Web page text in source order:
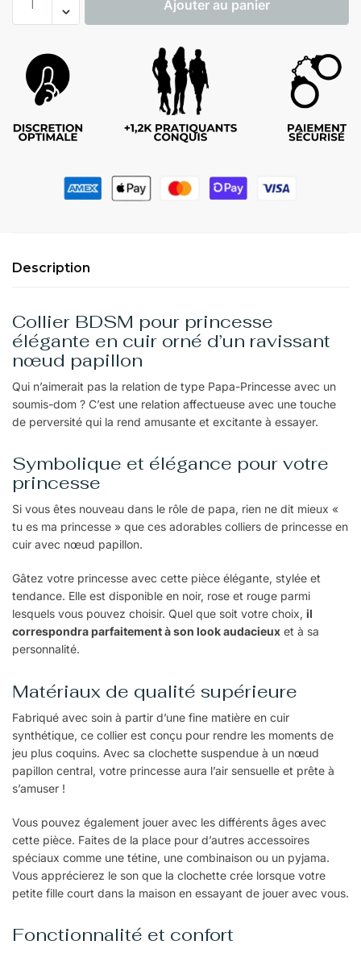
Ajouter au panier
Description
Collier BDSM pour princesse
élégante en cuir orné d’un ravissant
nœud papillon
Qui n’aimerait pas la relation de type Papa-Princesse avec un
soumis-dom ? C’est une relation affectueuse avec une touche
de perversité qui la rend amusante et excitante à essayer.
Symbolique et élégance pour votre
princesse
Si vous êtes nouveau dans le rôle de papa, rien ne dit mieux «
tu es ma princesse » que ces adorables colliers de princesse en
cuir avec nœud papillon.
Gâtez votre princesse avec cette pièce élégante, stylée et
tendance. Elle est disponible en noir, rose et rouge parmi
lesquels vous pouvez choisir. Quel que soit votre choix, il
correspondra parfaitement à son look audacieux et à sa
personnalité.
Matériaux de qualité supérieure
Fabriqué avec soin à partir d’une fine matière en cuir
synthétique, ce collier est conçu pour rendre les moments de
jeu plus coquins. Avec sa clochette suspendue à un nœud
papillon central, votre princesse aura l’air sensuelle et prête à
s’amuser !
Vous pouvez également jouer avec les différents âges avec
cette pièce. Faites de la place pour d’autres accessoires
spéciaux comme une tétine, une combinaison ou un pyjama.
Vous apprécierez le son que la clochette crée lorsque votre
petite fille court dans la maison en essayant de jouer avec vous.
Fonctionnalité et confort